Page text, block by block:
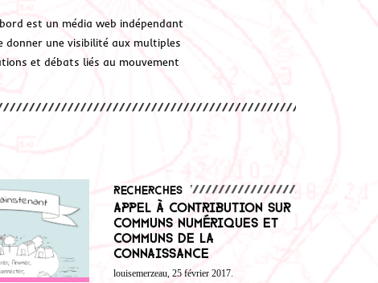
est un média web indépendant
donner une visibilité aux multiples
et débats liés au mouvement
Recherches
Appel à contribution sur
Communs numériques et
communs de la
connaissance
louisemerzeau, 25 février 2017.